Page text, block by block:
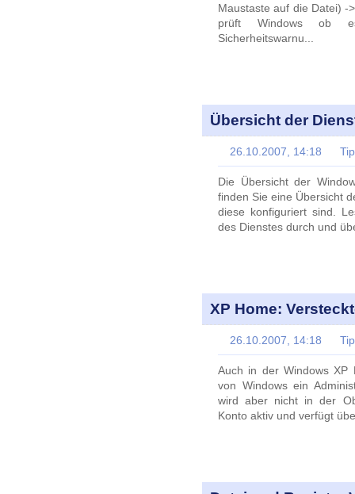
Maustaste auf die Datei) -
prüft Windows ob
Sicherheitswarnu...
Übersicht der
26.10.2007, 14:18
Die Übersicht der
finden Sie eine Übersicht
diese konfiguriert sind.
des Dienstes durch und
XP Home:
26.10.2007, 14:18
Auch in der Windows XP
von Windows ein
wird aber nicht in der
Konto aktiv und verfügt